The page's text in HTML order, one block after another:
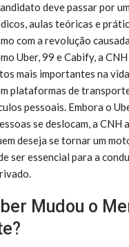
deve passar por
aulas teóricas e
com a revolução
Uber, 99 e Cabify, a
mais importantes na
plataformas de
pessoais. Embora o
se deslocam, a CNH
deseja se tornar um
ser essencial para a
Mudou o